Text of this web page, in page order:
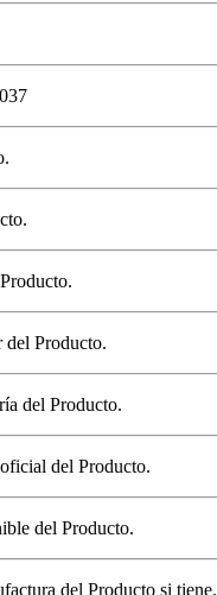
del Producto.
del Producto.
del Producto.
del Producto.
del Producto si tiene.